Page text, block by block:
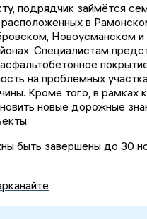
подрядчик займётся
в
Новоусманском и
Специалистам
на проблемных
Кроме того, в рамках
новые дорожные
быть завершены до 30